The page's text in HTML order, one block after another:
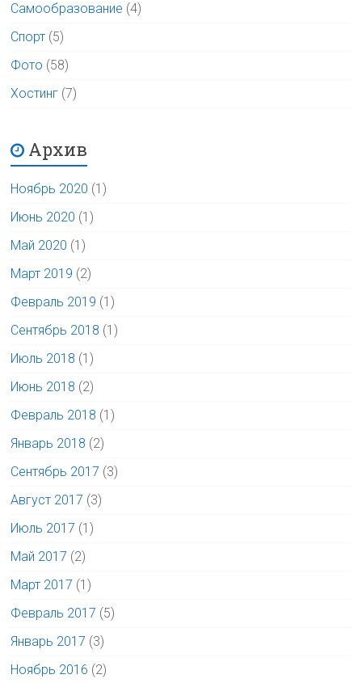
Самообразование (4)
Спорт (5)
Фото (58)
Хостинг (7)
Архив
Ноябрь 2020 (1)
Июнь 2020 (1)
Май 2020 (1)
Март 2019 (2)
Февраль 2019 (1)
Сентябрь 2018 (1)
Июль 2018 (1)
Июнь 2018 (2)
Февраль 2018 (1)
Январь 2018 (2)
Сентябрь 2017 (3)
Август 2017 (3)
Июль 2017 (1)
Май 2017 (2)
Март 2017 (1)
Февраль 2017 (5)
Январь 2017 (3)
Ноябрь 2016 (2)